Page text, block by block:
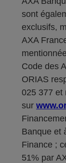
sont
exclusifs,
AXA
Code des
ORIAS
025 377 et
sur
Banque et
Finance ;
51% par